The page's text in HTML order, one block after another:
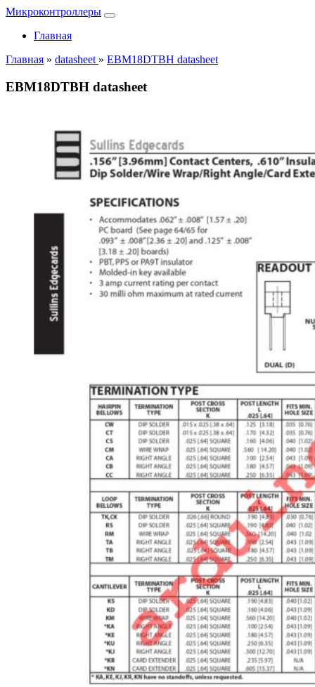
Микроконтроллеры
Главная
Главная » datasheet » EBM18DTBH datasheet
EBM18DTBH datasheet